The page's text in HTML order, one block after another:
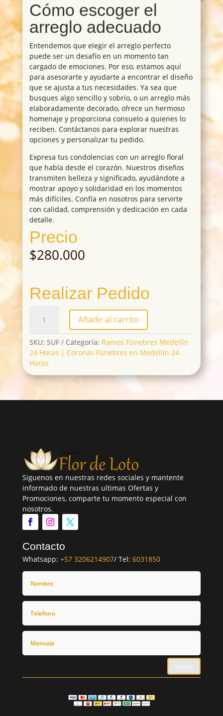
Cómo escoger el
arreglo adecuado
Entendemos que elegir el arreglo perfecto
puede ser un desafío en un momento tan
cargado de emociones. Por eso, estamos aquí
para asesorarte y ayudarte a encontrar el diseño
que se ajusta a tus necesidades. Ya sea que
busques algo sencillo y sobrio, o un arreglo más
elaboradamente decorado, ofrece un hermoso
homenaje y proporciona consuelo a quienes lo
reciben. Contáctanos para explorar nuestras
opciones y personalizar tu pedido.
Expresa tus condolencias con un arreglo floral
que habla desde el corazón. Nuestros diseños
transmiten belleza y significado, ayudándote a
mostrar apoyo y solidaridad en los momentos
más difíciles. Confía en nosotros para servirte
con calidad, comprensión y dedicación en cada
detalle.
Precio
$280.000
Realizar Pedido
cantidad
Añadir al carrito
SKU: SUF Categoría: Ramos Fúnebres Medellín
24 Horas | Coronas Fúnebres en Medellín 24
Horas
Siguenos en nuestras redes sociales y mantente
informado de nuestras ultimas Ofertas y
Promociones, comparte tu momento especial con
nosotros.
Contacto
Whatsapp: +57 3206214907/ Tel: 6031850
Enviar